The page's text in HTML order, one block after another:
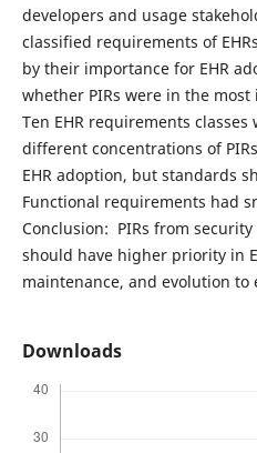
developers and usage
classified requirements of
by their importance for EHR
whether PIRs were in the
Ten EHR requirements
different concentrations of
EHR adoption, but standards
Functional requirements had
Conclusion: PIRs from security
should have higher priority in
maintenance, and evolution to
Downloads